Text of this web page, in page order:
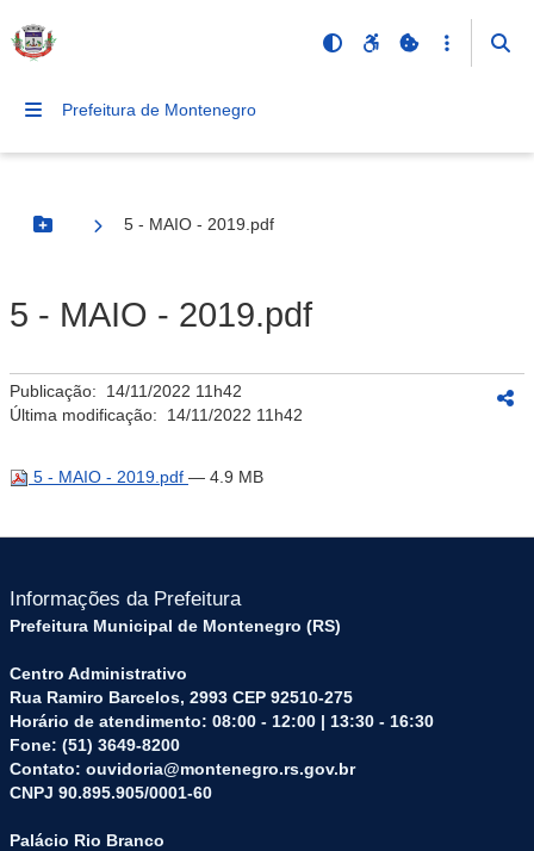
Prefeitura de Montenegro
Botão Menu
5 - MAIO - 2019.pdf
5 - MAIO - 2019.pdf
Publicação: 14/11/2022 11h42
Última modificação: 14/11/2022 11h42
5 - MAIO - 2019.pdf — 4.9 MB
Informações da Prefeitura
Prefeitura Municipal de Montenegro (RS)
Centro Administrativo
Rua Ramiro Barcelos, 2993 CEP 92510-275
Horário de atendimento: 08:00 - 12:00 | 13:30 - 16:30
Fone: (51) 3649-8200
Contato: ouvidoria@montenegro.rs.gov.br
CNPJ 90.895.905/0001-60
Palácio Rio Branco